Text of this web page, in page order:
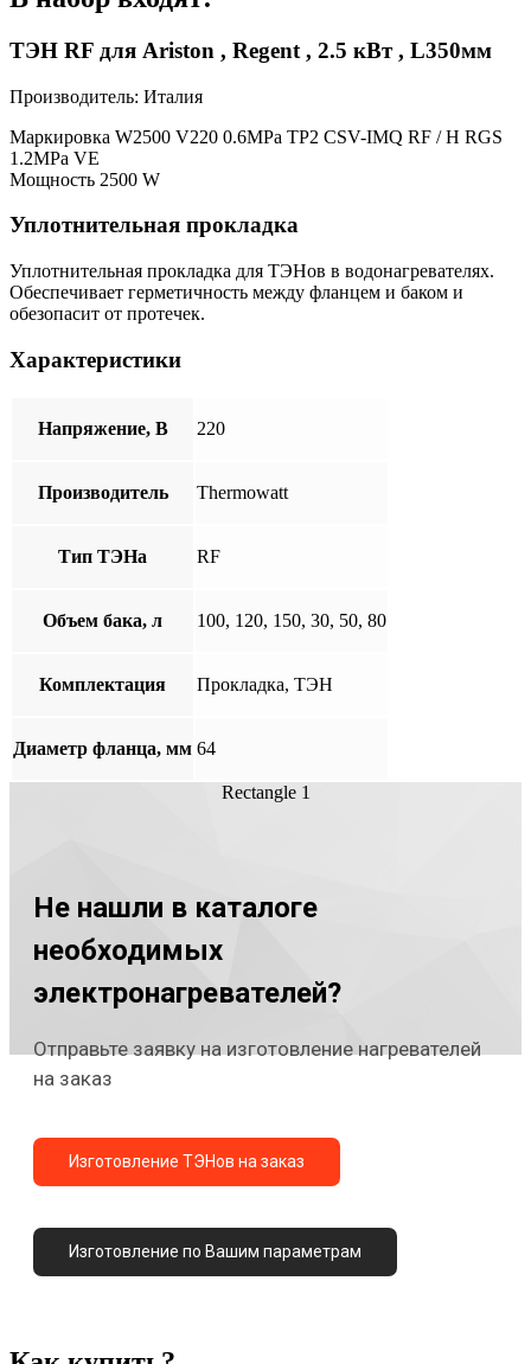
ТЭН RF для Ariston , Regent , 2.5 кВт , L350мм
Производитель: Италия
Маркировка W2500 V220 0.6MPa TP2 CSV-IMQ RF / H RGS
1.2MPa VE
Мощность 2500 W
Уплотнительная прокладка
Уплотнительная прокладка для ТЭНов в водонагревателях.
Обеспечивает герметичность между фланцем и баком и
обезопасит от протечек.
Характеристики
Напряжение, В 220
Производитель Thermowatt
Тип ТЭНа RF
Объем бака, л 100, 120, 150, 30, 50, 80
Комплектация Прокладка, ТЭН
Диаметр фланца, мм 64
Rectangle 1
Не нашли в каталоге
необходимых
электронагревателей?
Отправьте заявку на изготовление нагревателей
на заказ
Изготовление ТЭНов на заказ
Изготовление по Вашим параметрам